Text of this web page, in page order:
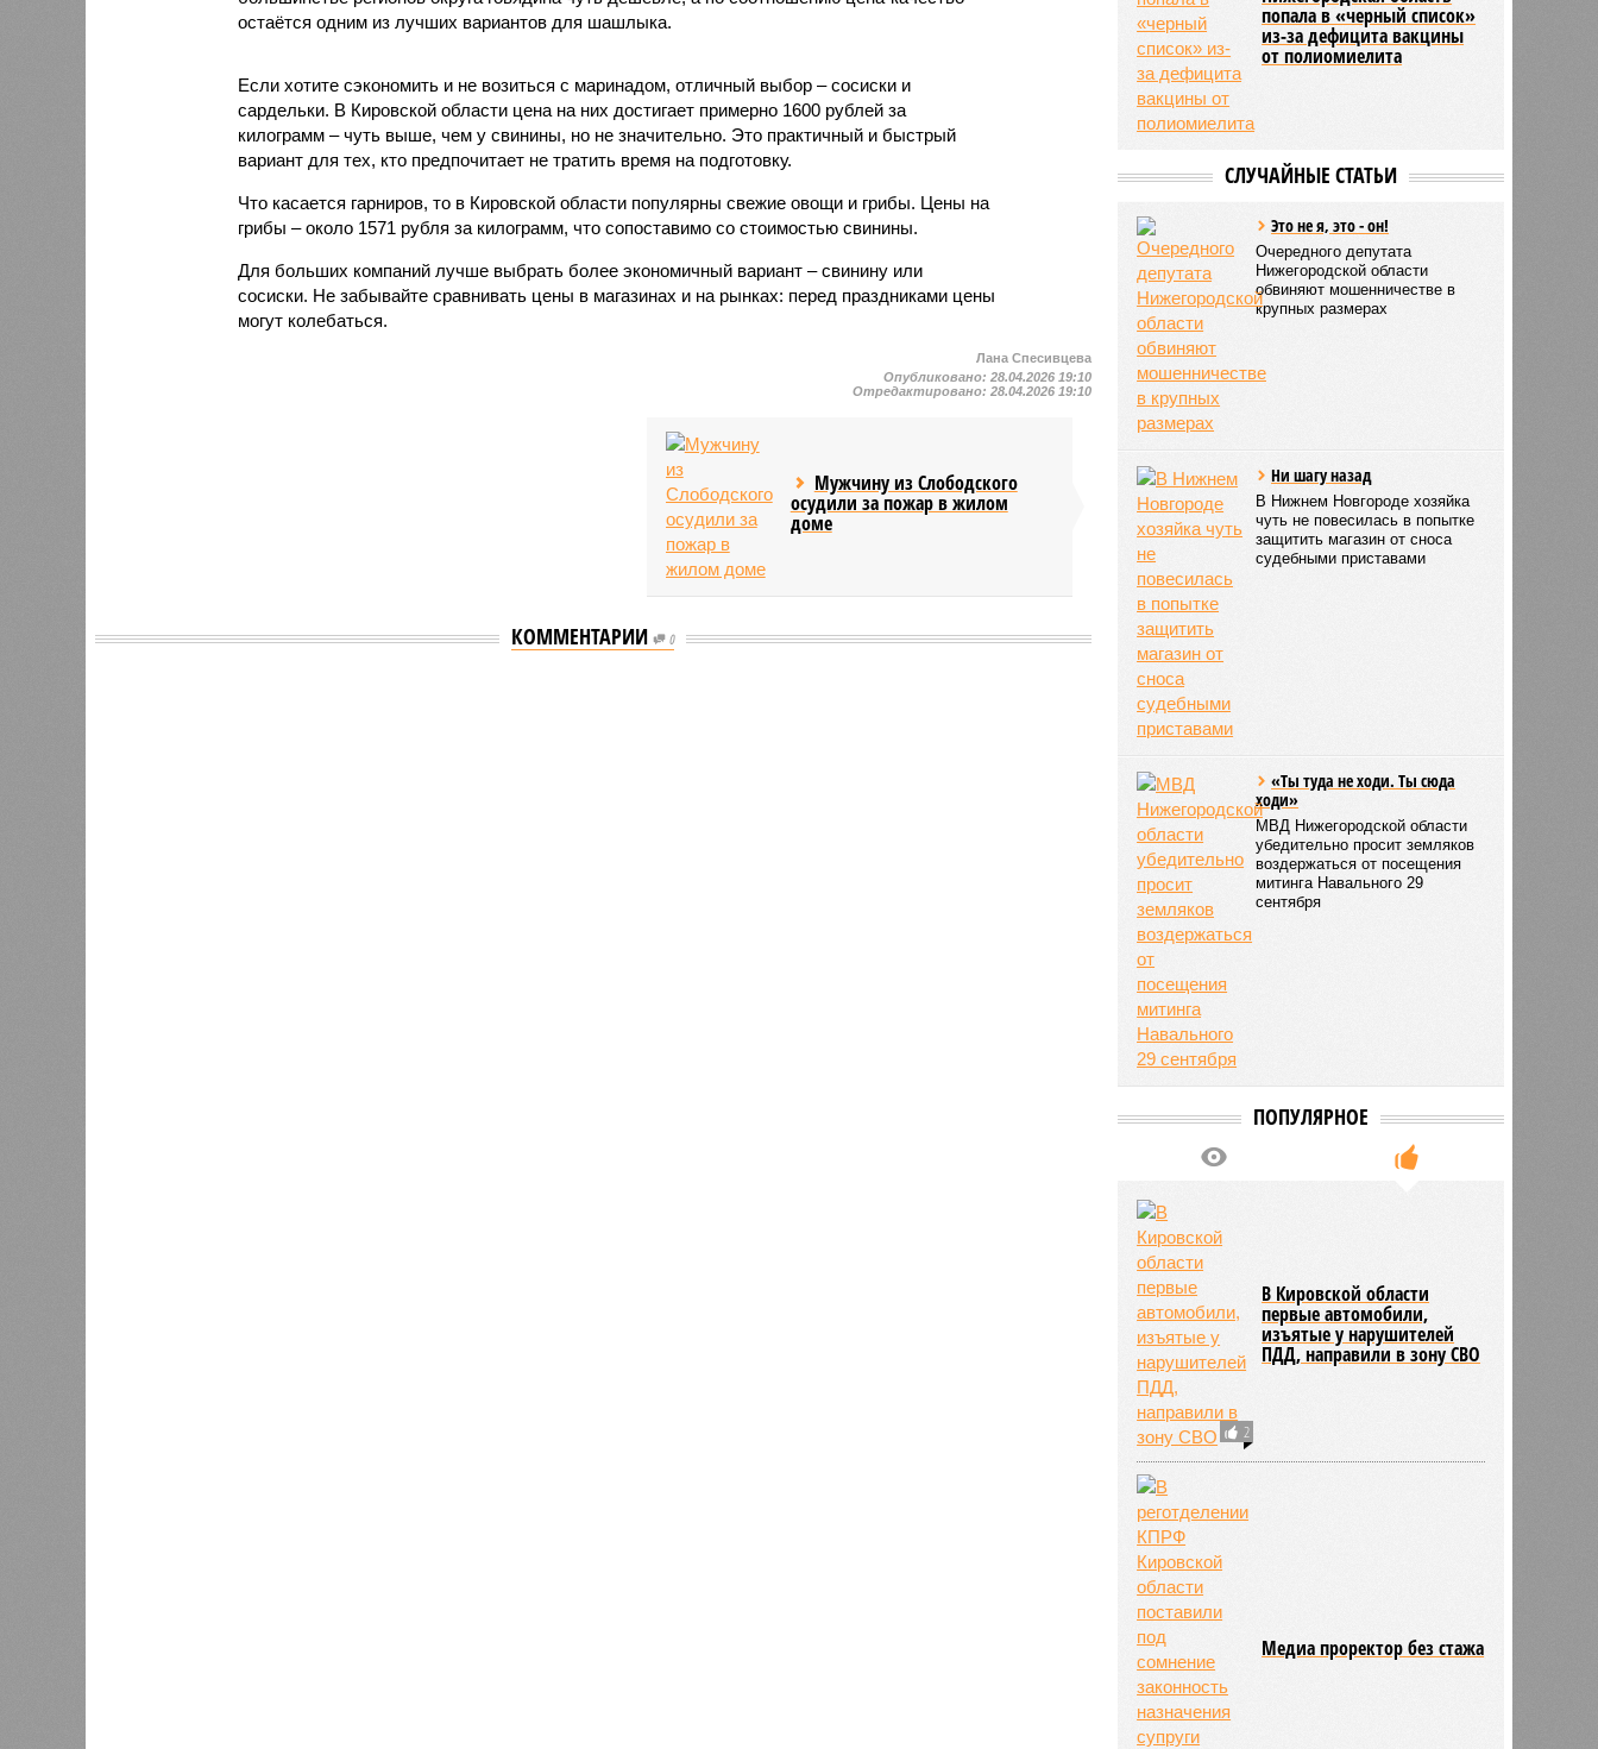
остаётся одним из лучших вариантов для шашлыка.
Если хотите сэкономить и не возиться с маринадом, отличный выбор – сосиски и
сардельки. В Кировской области цена на них достигает примерно 1600 рублей за
килограмм – чуть выше, чем у свинины, но не значительно. Это практичный и быстрый
вариант для тех, кто предпочитает не тратить время на подготовку.
Что касается гарниров, то в Кировской области популярны свежие овощи и грибы. Цены на
грибы – около 1571 рубля за килограмм, что сопоставимо со стоимостью свинины.
Для больших компаний лучше выбрать более экономичный вариант – свинину или
сосиски. Не забывайте сравнивать цены в магазинах и на рынках: перед праздниками цены
могут колебаться.
Лана Спесивцева
Опубликовано:28.04.2026 19:10
Отредактировано:28.04.2026 19:10
Мужчину из Слободского
осудили за пожар в жилом
доме
КОММЕНТАРИИ 0
попала в «черный список»
из-за дефицита вакцины
от полиомиелита
СЛУЧАЙНЫЕ СТАТЬИ
Это не я, это - он!
Очередного депутата
Нижегородской области
обвиняют мошенничестве в
крупных размерах
Ни шагу назад
В Нижнем Новгороде хозяйка
чуть не повесилась в попытке
защитить магазин от сноса
судебными приставами
«Ты туда не ходи. Ты сюда
ходи»
МВД Нижегородской области
убедительно просит земляков
воздержаться от посещения
митинга Навального 29
сентября
ПОПУЛЯРНОЕ
2
В Кировской области
первые автомобили,
изъятые у нарушителей
ПДД, направили в зону СВО
Медиа проректор без стажа